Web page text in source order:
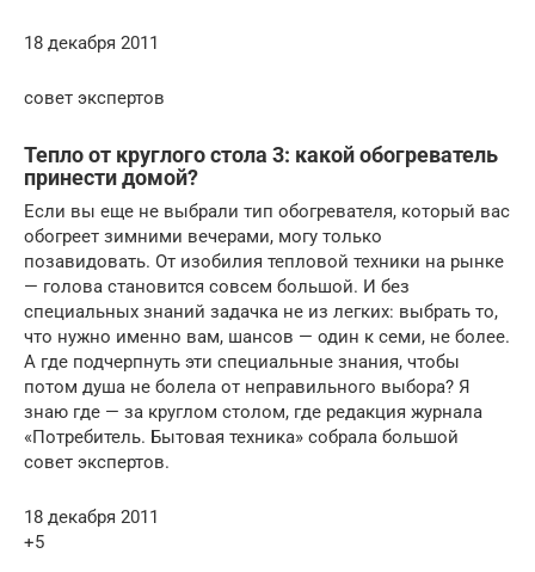
18 декабря 2011
совет экспертов
Тепло от круглого стола 3: какой обогреватель
принести домой?
Eсли вы еще не выбрали тип обогревателя, который вас
обогреет зимними вечерами, могу только
позавидовать. От изобилия тепловой техники на рынке
— голова становится совсем большой. И без
специальных знаний задачка не из легких: выбрать то,
что нужно именно вам, шансов — один к семи, не более.
А где подчерпнуть эти специальные знания, чтобы
потом душа не болела от неправильного выбора? Я
знаю где — за круглом столом, где редакция журнала
«Потребитель. Бытовая техника» собрала большой
совет экспертов.
18 декабря 2011
+5